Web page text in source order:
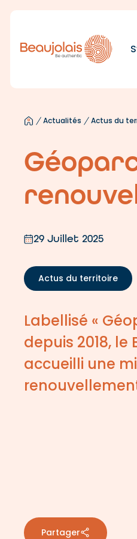
Actualités Actus du
29 Juillet 2025
Actus du territoire
Labellisé «
depuis 2018,
accueilli une
Partager